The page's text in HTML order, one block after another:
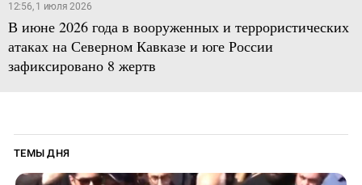
12:56, 1 июля 2026
В июне 2026 года в вооруженных и террористических
атаках на Северном Кавказе и юге России
зафиксировано 8 жертв
ТЕМЫ ДНЯ